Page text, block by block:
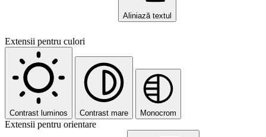
Aliniază textul
Extensii pentru culori
Contrast luminos Contrast mare Monocrom
Extensii pentru orientare